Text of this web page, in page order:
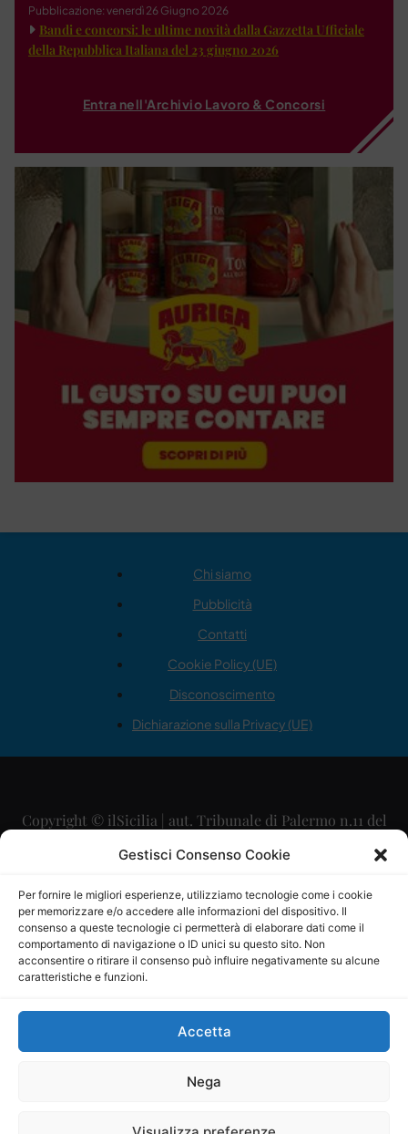
Gestisci Consenso Cookie
Per fornire le migliori esperienze, utilizziamo tecnologie come i cookie
per memorizzare e/o accedere alle informazioni del dispositivo. Il
consenso a queste tecnologie ci permetterà di elaborare dati come il
comportamento di navigazione o ID unici su questo sito. Non
acconsentire o ritirare il consenso può influire negativamente su alcune
caratteristiche e funzioni.
Accetta
Nega
Pubblicazione: venerdì 26 Giugno 2026
Bandi e concorsi: le ultime novità dalla Gazzetta Ufficiale
della Repubblica Italiana del 23 giugno 2026
Entra nell'Archivio Lavoro & Concorsi
Chi siamo
Pubblicità
Contatti
Cookie Policy (UE)
Disconoscimento
Dichiarazione sulla Privacy (UE)
Copyright © ilSicilia | aut. Tribunale di Palermo n.11 del
29/09/2015
Direttore Editoriale: Maurizio Scaglione
Direttore Responsabile: Maria Calabrese
P.IVA: 06334930820
Mercurio Comunicazione Società Cooperativa a r.l. è
iscritta al Registro degli Operatori di Comunicazione al